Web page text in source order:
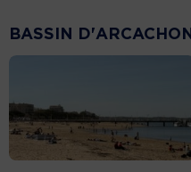
BASSIN D'ARCACHON